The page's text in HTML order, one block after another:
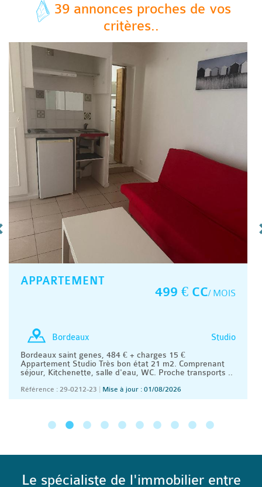
39 annonces proches de vos
critères..
APPARTEMENT
499 € CC/ MOIS
Studio
Bordeaux
Bordeaux saint genes, 484 € + charges 15 €
Appartement Studio Très bon état 21 m2. Comprenant
séjour, Kitchenette, salle d'eau, WC. Proche transports ..
Référence : 29-0212-23 Mise à jour : 01/08/2026
Le spécialiste de l'immobilier entre